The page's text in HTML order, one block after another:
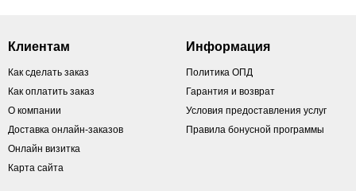
Клиентам
Как сделать заказ
Как оплатить заказ
О компании
Доставка онлайн-заказов
Онлайн визитка
Карта сайта
Информация
Политика ОПД
Гарантия и возврат
Условия предоставления услуг
Правила бонусной программы